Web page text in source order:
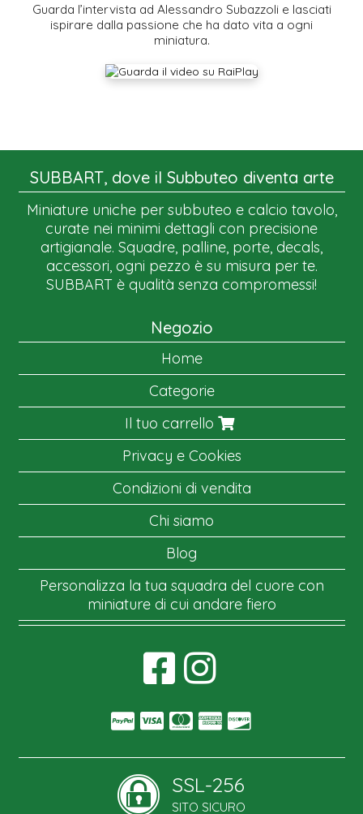
Guarda l’intervista ad Alessandro Subazzoli e lasciati
ispirare dalla passione che ha dato vita a ogni
miniatura.
SUBBART, dove il Subbuteo diventa arte
Miniature uniche per subbuteo e calcio tavolo,
curate nei minimi dettagli con precisione
artigianale. Squadre, palline, porte, decals,
accessori, ogni pezzo è su misura per te.
SUBBART è qualità senza compromessi!
Negozio
Home
Categorie
Il tuo carrello
Privacy e Cookies
Condizioni di vendita
Chi siamo
Blog
Personalizza la tua squadra del cuore con
miniature di cui andare fiero
SSL-256
SITO SICURO